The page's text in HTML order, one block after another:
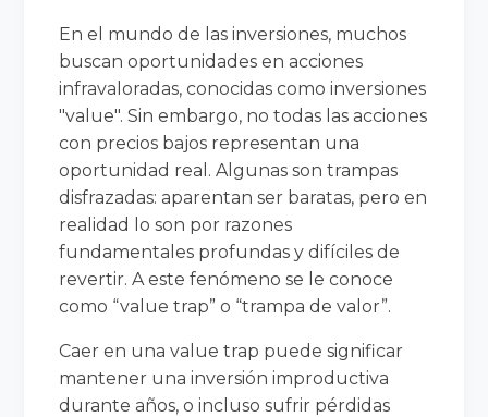
En el mundo de las inversiones, muchos
buscan oportunidades en acciones
infravaloradas, conocidas como inversiones
"value". Sin embargo, no todas las acciones
con precios bajos representan una
oportunidad real. Algunas son trampas
disfrazadas: aparentan ser baratas, pero en
realidad lo son por razones
fundamentales profundas y difíciles de
revertir. A este fenómeno se le conoce
como “value trap” o “trampa de valor”.
Caer en una value trap puede significar
mantener una inversión improductiva
durante años, o incluso sufrir pérdidas